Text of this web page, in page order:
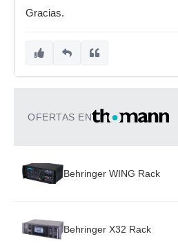
Gracias.
OFERTAS EN
Behringer WING Rack
Behringer X32 Rack